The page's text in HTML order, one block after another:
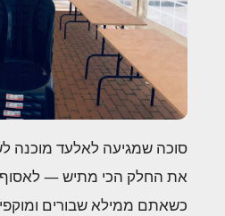
סוכה שמגיעה לאלעד מוכנה
את החלק הכי מתיש — לאסוף
כשאתם ממילא שבורים